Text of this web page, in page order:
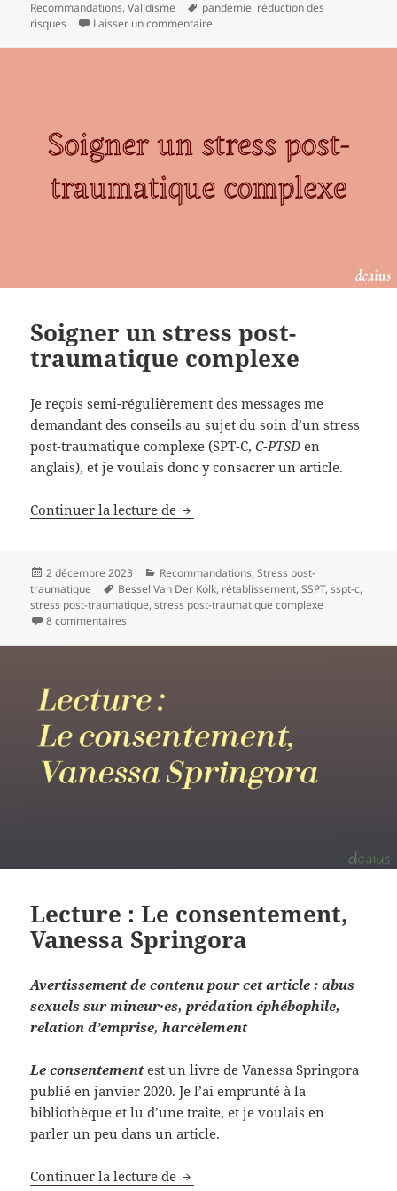
le
Recommandations,Validisme
Mots-
clés
pandémie, réduction des
risques
Laisser un commentaire
Soigner un stress post-
traumatique complexe
Je reçois semi-régulièrement des messages me
demandant des conseils au sujet du soin d’un stress
post-traumatique complexe (SPT-C,C-PTSD en
anglais), et je voulais donc y consacrer un article.
Continuer la lecture de Soigner un stress post-
Publié
le
2 décembre 2023 Catégories
Recommandations,Stress post-
traumatique
Mots-
clés
Bessel Van Der Kolk, rétablissement,SSPT,sspt-c,
stress post-traumatique,stress post-traumatique complexe
8 commentaires
Lecture : Le consentement,
Vanessa Springora
Avertissement de contenu pour cet article : abus
sexuels sur mineur·es, prédation éphébophile,
relation d’emprise, harcèlement
Le consentementest un livre de Vanessa Springora
publié en janvier 2020. Je l’ai emprunté à la
bibliothèque et lu d’une traite, et je voulais en
parler un peu dans un article.
Continuer la lecture de Lecture : Le consentement,